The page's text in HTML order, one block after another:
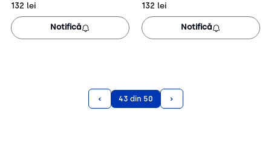
132 lei
Notifică
132 lei
Notifică
‹ 43 din 50 ›